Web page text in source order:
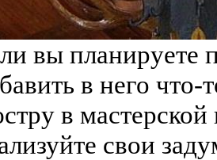
вы планируете
в него
в
свои